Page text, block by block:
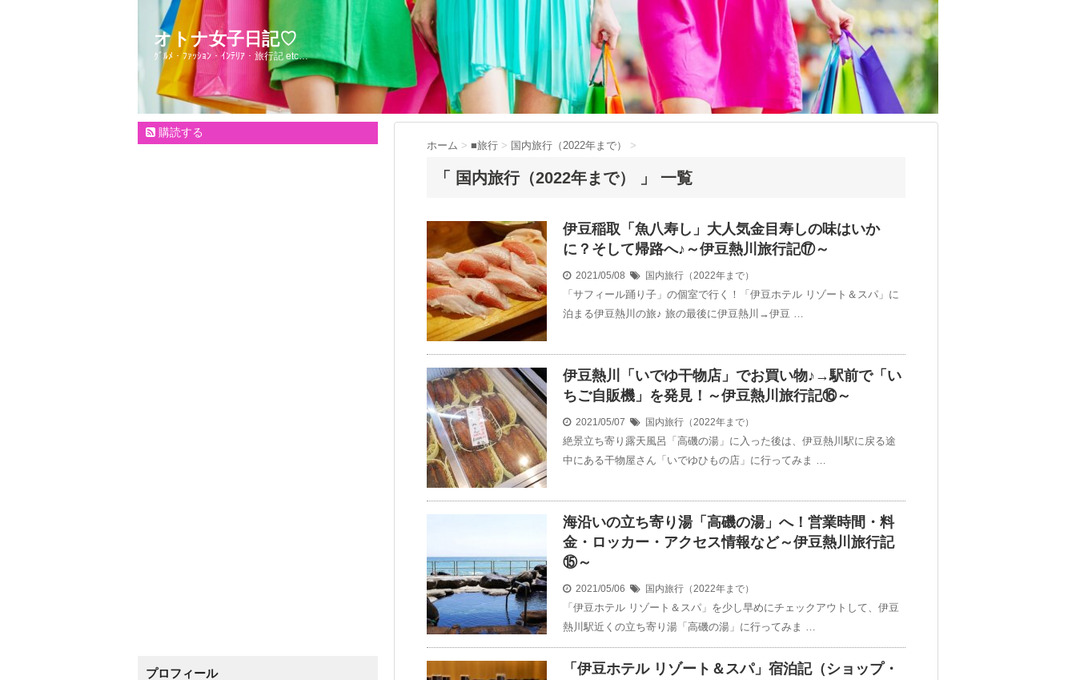
オトナ女子日記♡
ｸﾞﾙﾒ・ﾌｧｯｼｮﾝ・ｲﾝﾃﾘｱ・旅行記 etc…
ホーム > ■旅行 > 国内旅行（2022年まで） >
「 国内旅行（2022年まで） 」 一覧
伊豆稲取「魚八寿し」大人気金目寿しの味はいか
に？そして帰路へ♪～伊豆熱川旅行記⑰～
2021/05/08 国内旅行（2022年まで）
「サフィール踊り子」の個室で行く！「伊豆ホテル リゾート＆スパ」に
泊まる伊豆熱川の旅♪ 旅の最後に伊豆熱川→伊豆 …
伊豆熱川「いでゆ干物店」でお買い物♪→駅前で「い
ちご自販機」を発見！～伊豆熱川旅行記⑯～
2021/05/07 国内旅行（2022年まで）
絶景立ち寄り露天風呂「高磯の湯」に入った後は、伊豆熱川駅に戻る途
中にある干物屋さん「いでゆひもの店」に行ってみま …
海沿いの立ち寄り湯「高磯の湯」へ！営業時間・料
金・ロッカー・アクセス情報など～伊豆熱川旅行記
⑮～
2021/05/06 国内旅行（2022年まで）
「伊豆ホテル リゾート＆スパ」を少し早めにチェックアウトして、伊豆
熱川駅近くの立ち寄り湯「高磯の湯」に行ってみま …
「伊豆ホテル リゾート＆スパ」宿泊記（ショップ・
購読する
プロフィール